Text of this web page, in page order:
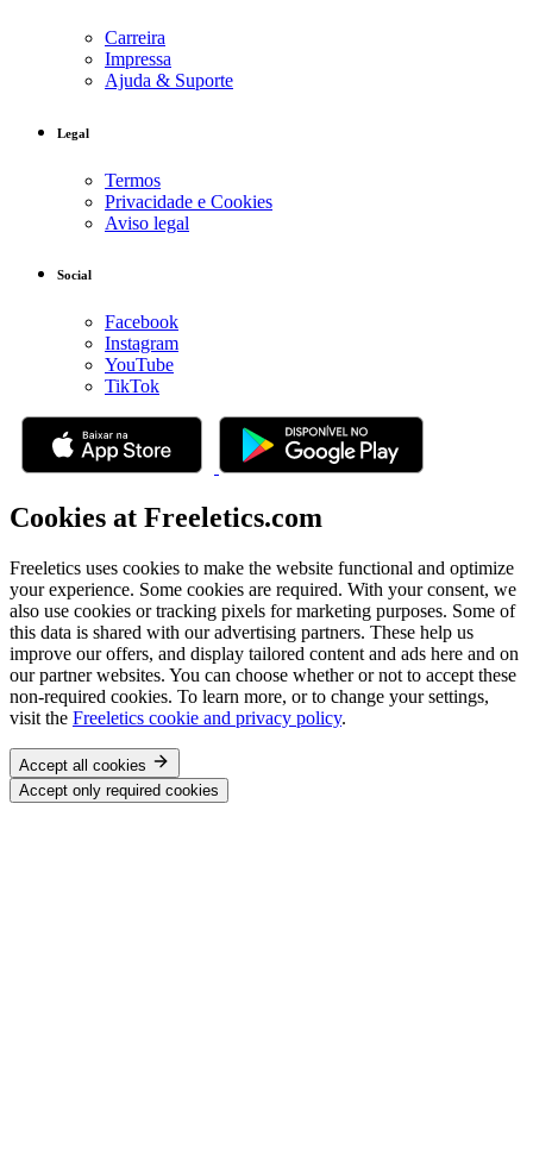
Carreira
Impressa
Ajuda & Suporte
Legal
Termos
Privacidade e Cookies
Aviso legal
Social
Facebook
Instagram
YouTube
TikTok
Cookies at Freeletics.com
Freeletics uses cookies to make the website functional and optimize
your experience. Some cookies are required. With your consent, we
also use cookies or tracking pixels for marketing purposes. Some of
this data is shared with our advertising partners. These help us
improve our offers, and display tailored content and ads here and on
our partner websites. You can choose whether or not to accept these
non-required cookies. To learn more, or to change your settings,
visit the Freeletics cookie and privacy policy.
Accept all cookies
Accept only required cookies